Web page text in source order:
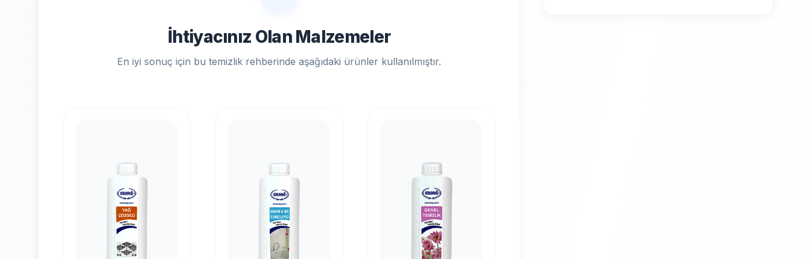
İhtiyacınız Olan Malzemeler
En iyi sonuç için bu temizlik rehberinde aşağıdaki ürünler kullanılmıştır.